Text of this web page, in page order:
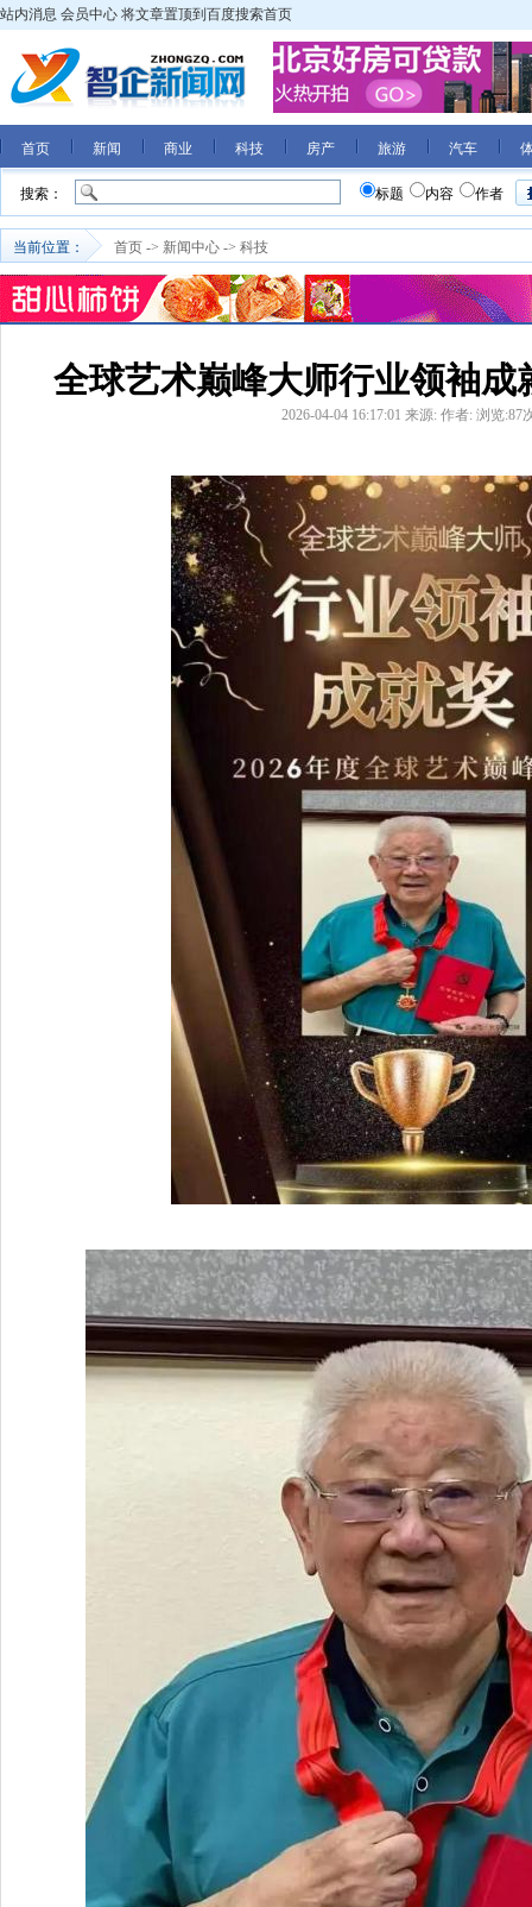
站内消息 会员中心 将文章置顶到百度搜索首页
首页 新闻 商业 科技 房产 旅游 汽车
搜索： 标题 内容 作者
当前位置： 首页 -> 新闻中心 -> 科技
全球艺术巅峰大师行业领袖
2026-04-04 16:17:01 来源: 作者: 浏览:87